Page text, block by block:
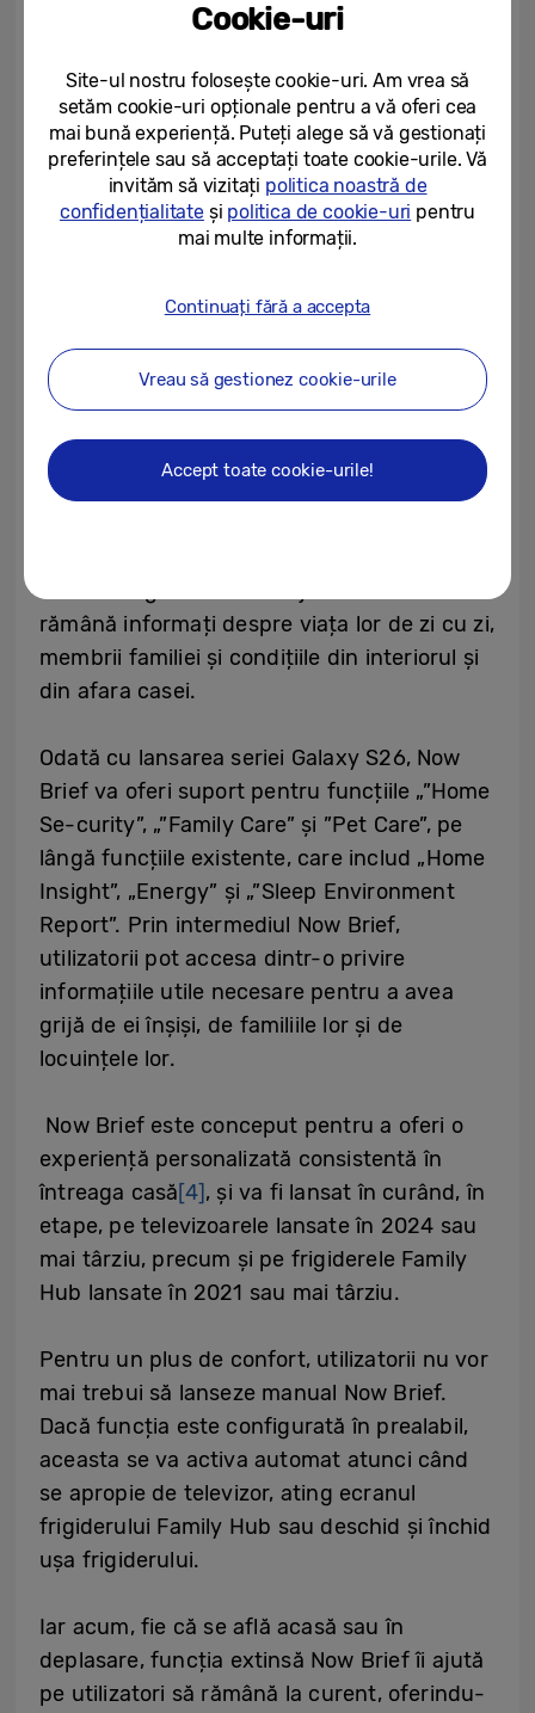
Insight a fost îmbunătățită pentru a oferi
serviciului Family Care. Aceasta analizează
factori precum nivelurile de temperatură și
umiditate, acordând atenție deviațiilor de la
intervalele optime. De asemenea, urmărește
schimbările semnificative ale nivelurilor de
activitate și ale utilizării dispozitivelor
Extinderea Now Brief la televizoare și
Family Hub
rămână informați despre viața lor de zi cu zi,
membrii familiei și condițiile din interiorul și
din afara casei.
Odată cu lansarea seriei Galaxy S26, Now
Brief va oferi suport pentru funcțiile „”Home
Se-curity”, „”Family Care” și ”Pet Care”, pe
lângă funcțiile existente, care includ „Home
Insight”, „Energy” și „”Sleep Environment
Report”. Prin intermediul Now Brief,
utilizatorii pot accesa dintr-o privire
informațiile utile necesare pentru a avea
grijă de ei înșiși, de familiile lor și de
locuințele lor.
Now Brief este conceput pentru a oferi o
experiență personalizată consistentă în
întreaga casă[4], și va fi lansat în curând, în
etape, pe televizoarele lansate în 2024 sau
mai târziu, precum și pe frigiderele Family
Hub lansate în 2021 sau mai târziu.
Pentru un plus de confort, utilizatorii nu vor
mai trebui să lanseze manual Now Brief.
Dacă funcția este configurată în prealabil,
aceasta se va activa automat atunci când
se apropie de televizor, ating ecranul
frigiderului Family Hub sau deschid și închid
ușa frigiderului.
Iar acum, fie că se află acasă sau în
deplasare, funcția extinsă Now Brief îi ajută
pe utilizatori să rămână la curent, oferindu-
Cookie-uri
Site-ul nostru folosește cookie-uri. Am vrea să
setăm cookie-uri opționale pentru a vă oferi cea
mai bună experiență. Puteți alege să vă gestionați
preferințele sau să acceptați toate cookie-urile. Vă
invităm să vizitați politica noastră de
confidențialitateși politica de cookie-uri pentru
mai multe informații.
Continuați fără a accepta
Vreau să gestionez cookie-urile
Accept toate cookie-urile!